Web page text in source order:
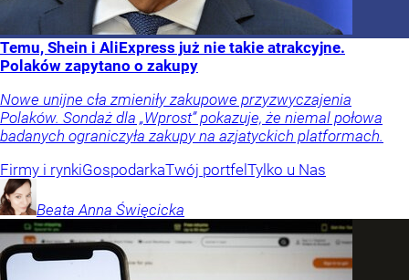
Temu, Shein i AliExpress już nie takie atrakcyjne.
Polaków zapytano o zakupy
Nowe unijne cła zmieniły zakupowe przyzwyczajenia
Polaków. Sondaż dla „Wprost” pokazuje, że niemal połowa
badanych ograniczyła zakupy na azjatyckich platformach.
Firmy i rynkiGospodarkaTwój portfelTylko u Nas
Beata Anna Święcicka